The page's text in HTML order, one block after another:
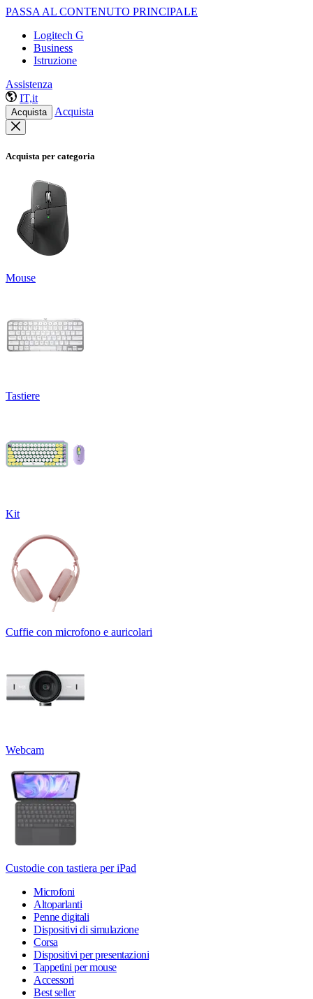
PASSA AL CONTENUTO PRINCIPALE
Logitech G
Business
Istruzione
Assistenza
IT,it
Acquista Acquista
Acquista per categoria
Mouse
Tastiere
Kit
Cuffie con microfono e auricolari
Webcam
Custodie con tastiera per iPad
Microfoni
Altoparlanti
Penne digitali
Dispositivi di simulazione
Corsa
Dispositivi per presentazioni
Tappetini per mouse
Accessori
Best seller